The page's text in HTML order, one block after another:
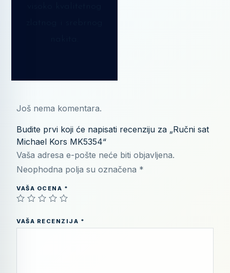
Još nema komentara.
Budite prvi koji će napisati recenziju za „Ručni sat
Michael Kors MK5354“
Vaša adresa e-pošte neće biti objavljena.
Neophodna polja su označena *
VAŠA OCENA *
VAŠA RECENZIJA *